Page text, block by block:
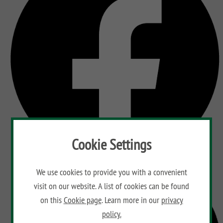
Cookie Settings
We use cookies to provide you with a convenient
visit on our website. A list of cookies can be found
on thisCookie page. Learn more in our privacy
policy.